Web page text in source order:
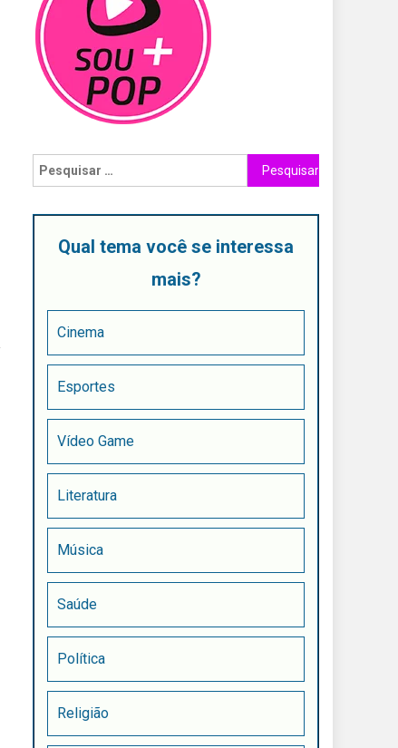
Qual tema você se interessa
mais?
Cinema
Esportes
Vídeo Game
Literatura
Música
Saúde
Política
Religião